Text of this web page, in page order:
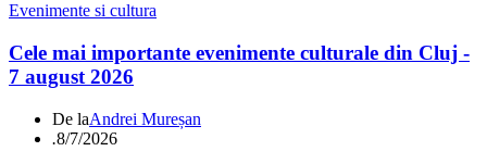
Evenimente si cultura
Cele mai importante evenimente culturale din Cluj -
7 august 2026
De laAndrei Mureșan
.8/7/2026